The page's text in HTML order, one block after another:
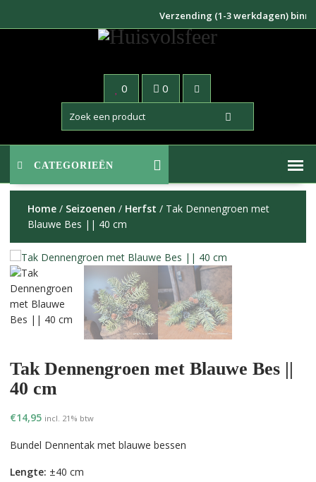
Verzending (1-3 werkdagen)
0 0
CATEGORIEËN
Home/ Seizoenen / Herfst / Tak Dennengroen met
Blauwe Bes || 40 cm
Tak Dennengroen met Blauwe Bes ||
40 cm
€14,95 incl. 21% btw
Bundel Dennentak met blauwe bessen
Lengte: ±40 cm